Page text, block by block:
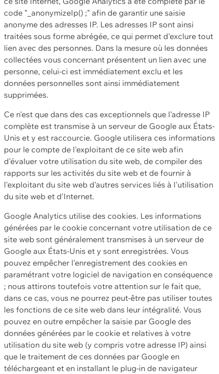
code "_anonymizeIp() ;" afin de garantir une saisie
anonyme des adresses IP. Les adresses IP sont ainsi
traitées sous forme abrégée, ce qui permet d'exclure tout
lien avec des personnes. Dans la mesure où les données
collectées vous concernant présentent un lien avec une
personne, celui-ci est immédiatement exclu et les
données personnelles sont ainsi immédiatement
supprimées.
Ce n'est que dans des cas exceptionnels que l'adresse IP
complète est transmise à un serveur de Google aux États-
Unis et y est raccourcie. Google utilisera ces informations
pour le compte de l'exploitant de ce site web afin
d'évaluer votre utilisation du site web, de compiler des
rapports sur les activités du site web et de fournir à
l'exploitant du site web d'autres services liés à l'utilisation
du site web et d'Internet.
Google Analytics utilise des cookies. Les informations
générées par le cookie concernant votre utilisation de ce
site web sont généralement transmises à un serveur de
Google aux États-Unis et y sont enregistrées. Vous
pouvez empêcher l'enregistrement des cookies en
paramétrant votre logiciel de navigation en conséquence
; nous attirons toutefois votre attention sur le fait que,
dans ce cas, vous ne pourrez peut-être pas utiliser toutes
les fonctions de ce site web dans leur intégralité. Vous
pouvez en outre empêcher la saisie par Google des
données générées par le cookie et relatives à votre
utilisation du site web (y compris votre adresse IP) ainsi
que le traitement de ces données par Google en
téléchargeant et en installant le plug-in de navigateur